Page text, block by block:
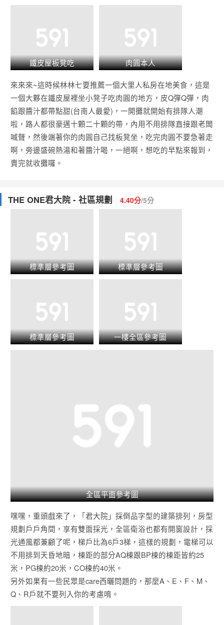
鐵皮屋板凳吃 肉圓本人
來來來~這時候林林七要推薦一個大里人私房在地美食，這是
一個大夥在鐵皮屋裡坐小凳子吃肉圓的地方，皮Q彈Q彈，肉
餡跟醬汁都帶點甜(台南人最愛)，一開攤就開始有排隊人潮
啦，路人都很豪邁十顆二十顆的帶，內用不用排隊直接跟老闆
喊聲，然後端著你的肉圓自己找板凳坐，吃完肉圓不要急著走
啊，旁邊盛碗熱湯和著醬汁喝，一絕啊，想吃的早點來報到，
賣完就收攤囉。
THE ONE君大院 - 社區規劃 4.40分/5分
標準層參考圖 標準層參考圖
標準層參考圖 一樓全區參考圖
全區平面參考圖
嘿嘿，重頭戲來了，「君大院」採倒品字型的建築排列，房型
規劃戶戶角間，享有雙面採光，全區衛浴也都有開窗設計，採
光通風都兼顧了呢，梯戶比為6戶3梯，這樣的規劃，電梯可以
不用排到天昏地暗，棟距的部分AQ棟跟BP棟的棟距皆約25
米，PG棟約20米，CO棟約40米。
另外如果有一些民眾是care西曬問題的，那麼A、E、F、M、
Q、R戶就不要列入你的考慮唷。